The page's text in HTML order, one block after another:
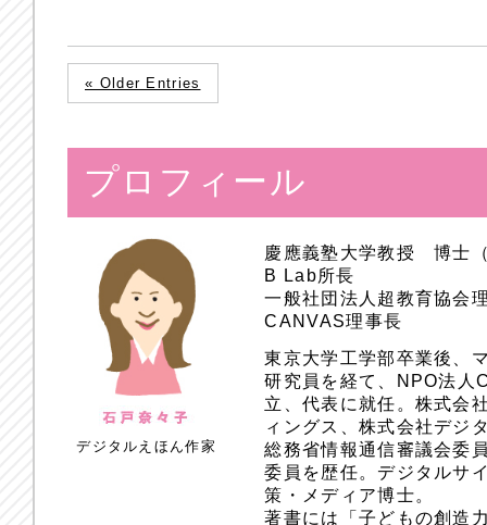
« Older Entries
プロフィール
デジタルえほん作家
慶應義塾大学教授 博士
B Lab所長
一般社団法人超教育協会
CANVAS理事長
東京大学工学部卒業後、
研究員を経て、NPO法人
立、代表に就任。株式会
ィングス、株式会社デジ
総務省情報通信審議会委
委員を歴任。デジタルサ
策・メディア博士。
著書には「子どもの創造